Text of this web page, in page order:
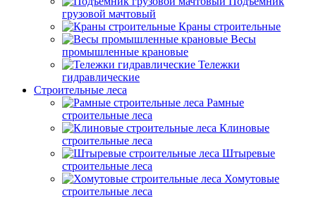
грузовой мачтовый
Краны строительные
Весы
промышленные крановые
Тележки
гидравлические
Строительные леса
Рамные
строительные леса
Клиновые
строительные леса
Штыревые
строительные леса
Хомутовые
строительные леса